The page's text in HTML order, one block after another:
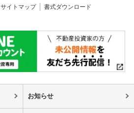
サイトマップ 書式ダウンロード
お知らせ